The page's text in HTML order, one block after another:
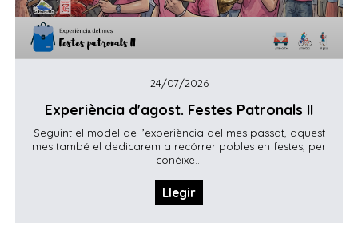
24/07/2026
Experiència d'agost. Festes Patronals II
Seguint el model de l’experiència del mes passat, aquest
mes també el dedicarem a recórrer pobles en festes, per
conéixe...
Llegir